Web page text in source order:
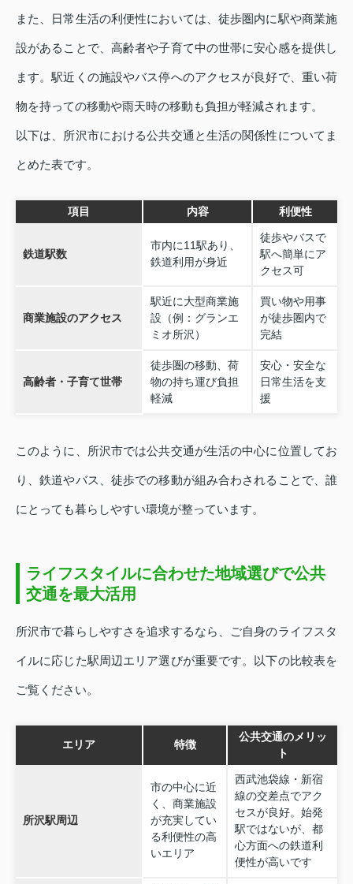
また、日常生活の利便性においては、徒歩圏内に駅や商業施
設があることで、高齢者や子育て中の世帯に安心感を提供し
ます。駅近くの施設やバス停へのアクセスが良好で、重い荷
物を持っての移動や雨天時の移動も負担が軽減されます。
以下は、所沢市における公共交通と生活の関係性についてま
とめた表です。
項目 内容 利便性
鉄道駅数
市内に11駅あり、
鉄道利用が身近
徒歩やバスで
駅へ簡単にア
クセス可
商業施設のアクセス
駅近に大型商業施
設（例：グランエ
ミオ所沢）
買い物や用事
が徒歩圏内で
完結
高齢者・子育て世帯
徒歩圏の移動、荷
物の持ち運び負担
軽減
安心・安全な
日常生活を支
援
このように、所沢市では公共交通が生活の中心に位置してお
り、鉄道やバス、徒歩での移動が組み合わされることで、誰
にとっても暮らしやすい環境が整っています。
ライフスタイルに合わせた地域選びで公共
交通を最大活用
所沢市で暮らしやすさを追求するなら、ご自身のライフスタ
イルに応じた駅周辺エリア選びが重要です。以下の比較表を
ご覧ください。
エリア 特徴
公共交通のメリッ
ト
所沢駅周辺
市の中心に近
く、商業施設
が充実してい
る利便性の高
いエリア
西武池袋線・新宿
線の交差点でアク
セスが良好。始発
駅ではないが、都
心方面への鉄道利
便性が高いです